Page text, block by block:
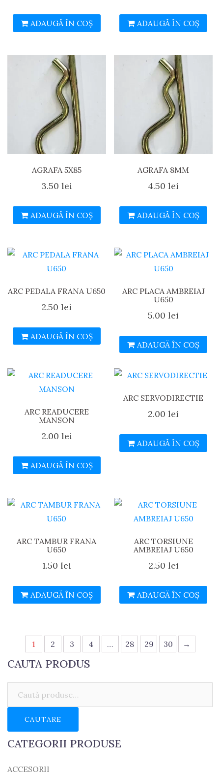
ADAUGĂ ÎN COȘ ADAUGĂ ÎN COȘ
AGRAFA 5X85
3.50 lei
ADAUGĂ ÎN COȘ
AGRAFA 8MM
4.50lei
ADAUGĂ ÎN COȘ
ARC PEDALA FRANA U650
2.50lei
ADAUGĂ ÎN COȘ
ARC PLACA AMBREIAJ
U650
5.00lei
ADAUGĂ ÎN COȘ
ARC READUCERE
MANSON
2.00 lei
ADAUGĂ ÎN COȘ
ARC SERVODIRECTIE
2.00lei
ADAUGĂ ÎN COȘ
ARC TAMBUR FRANA
U650
1.50 lei
ADAUGĂ ÎN COȘ
ARC TORSIUNE
AMBREIAJ U650
2.50 lei
ADAUGĂ ÎN COȘ
1 2 3 4 … 28 29 30 →
CAUTA PRODUS
CAUTARE
CATEGORII PRODUSE
ACCESORII